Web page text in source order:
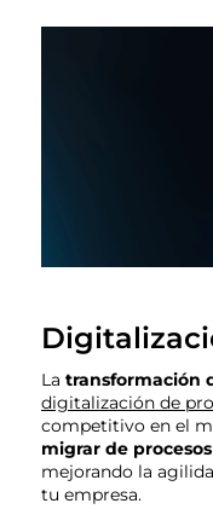
La transformación
digitalización de
competitivo en el
migrar de
mejorando la
tu empresa.